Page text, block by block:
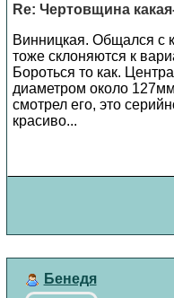
Re: Чертовщина
Винницкая. Общался с
тоже склоняются к
Бороться то как.
диаметром около
смотрел его, это
красиво...
Бенедя